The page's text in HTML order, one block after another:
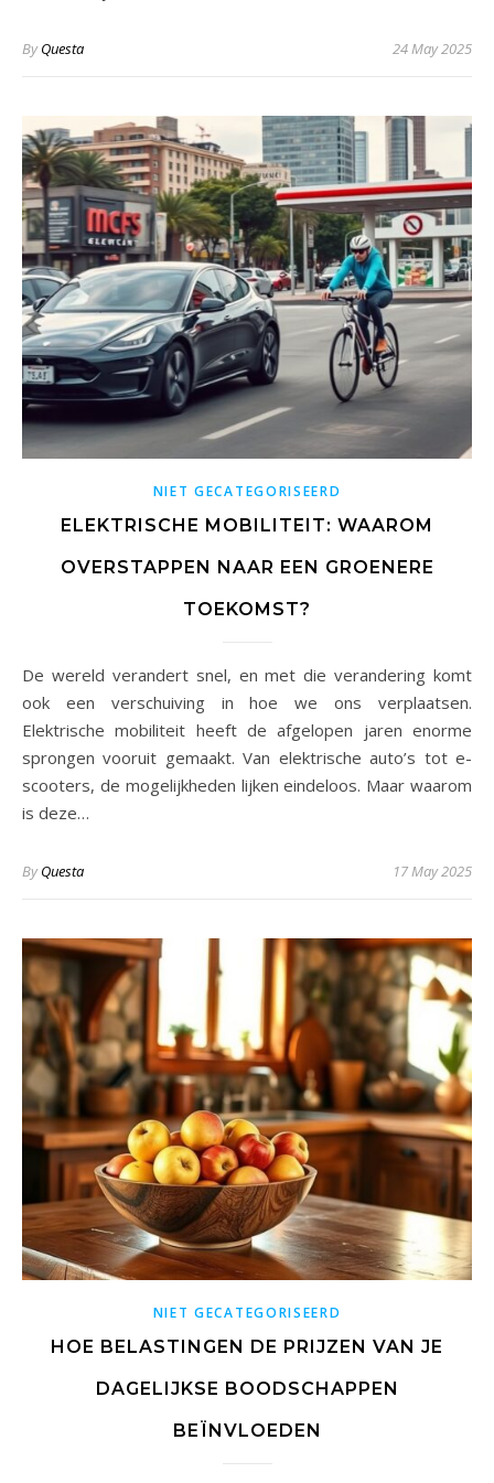
ByQuesta 24 May 2025
NIET GECATEGORISEERD
ELEKTRISCHE MOBILITEIT: WAAROM
OVERSTAPPEN NAAR EEN GROENERE
TOEKOMST?
De wereld verandert snel, en met die verandering komt
ook een verschuiving in hoe we ons verplaatsen.
Elektrische mobiliteit heeft de afgelopen jaren enorme
sprongen vooruit gemaakt. Van elektrische auto’s tot e-
scooters, de mogelijkheden lijken eindeloos. Maar waarom
is deze…
ByQuesta 17 May 2025
NIET GECATEGORISEERD
HOE BELASTINGEN DE PRIJZEN VAN JE
DAGELIJKSE BOODSCHAPPEN
BEÏNVLOEDEN